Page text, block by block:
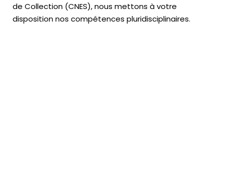
de Collection (CNES),nous mettons à votre
disposition nos compétences pluridisciplinaires.